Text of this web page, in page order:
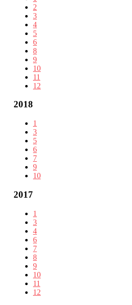
2
3
4
5
6
8
9
10
11
12
2018
1
3
5
6
7
9
10
2017
1
3
4
6
7
8
9
10
11
12